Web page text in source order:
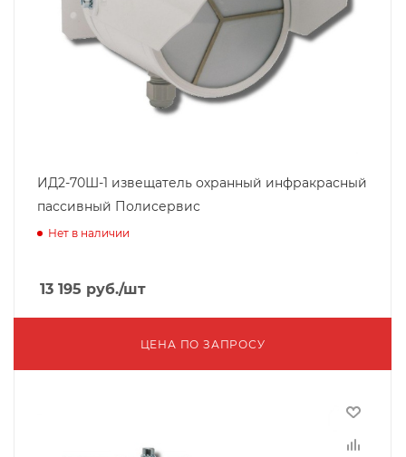
ИД2-70Ш-1 извещатель охранный инфракрасный
пассивный Полисервис
Нет в наличии
13 195 руб./шт
ЦЕНА ПО ЗАПРОСУ